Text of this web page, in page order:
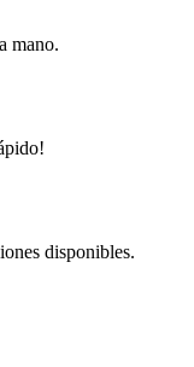
mano.
disponibles.